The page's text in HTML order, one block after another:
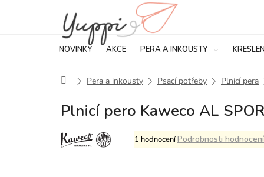
NOVINKY AKCE PERA A INKOUSTY
DomůPera a inkousty Psací potřeby Plnicí pera
Plnicí pero Kaweco AL
Průměrné
hodnocení
1 hodnoceníPodrobnosti hodnocení